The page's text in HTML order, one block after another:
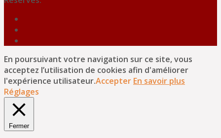
En poursuivant votre navigation sur ce site, vous
acceptez l’utilisation de cookies afin d'améliorer
l'expérience utilisateur.Accepter En savoir plus
Réglages
Fermer